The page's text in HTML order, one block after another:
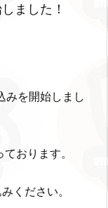
ました！
みを開始しまし
おります。
ください。